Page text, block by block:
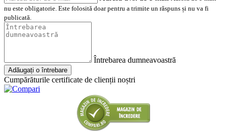
nu este obligatorie. Este folosită doar pentru a trimite un răspuns și nu va fi
publicată.
Întrebarea dumneavoastră
Adăugați o întrebare
Cumpărăturile certificate de clienții noștri